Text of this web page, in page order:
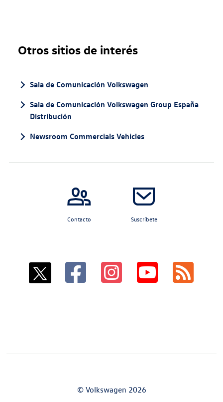
Otros sitios de interés
Sala de Comunicación Volkswagen
Sala de Comunicación Volkswagen Group España
Distribución
Newsroom Commercials Vehicles
Contacto Suscríbete
© Volkswagen 2026